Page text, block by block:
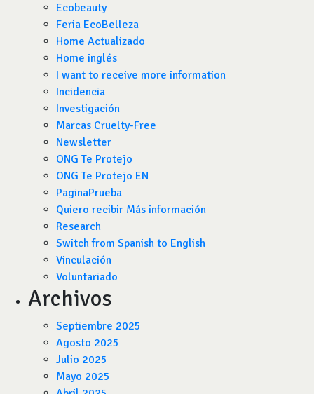
Ecobeauty
Feria EcoBelleza
Home Actualizado
Home inglés
I want to receive more information
Incidencia
Investigación
Marcas Cruelty-Free
Newsletter
ONG Te Protejo
ONG Te Protejo EN
PaginaPrueba
Quiero recibir Más información
Research
Switch from Spanish to English
Vinculación
Voluntariado
Archivos
Septiembre 2025
Agosto 2025
Julio 2025
Mayo 2025